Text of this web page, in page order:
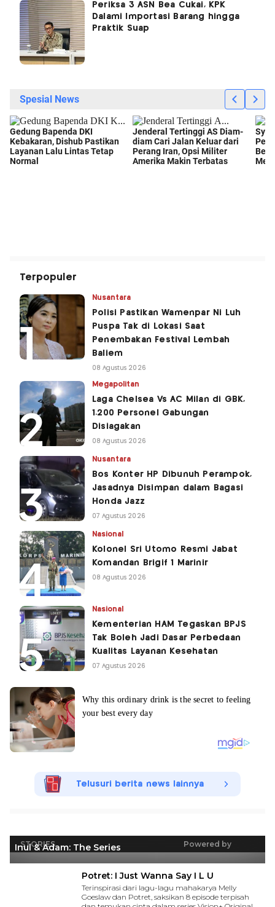
Periksa 3 ASN Bea Cukai, KPK
Dalami Importasi Barang hingga
Praktik Suap
Terpopuler
Nusantara
Polisi Pastikan Wamenpar Ni Luh
Puspa Tak di Lokasi Saat
Penembakan Festival Lembah
Baliem
08 Agustus 2026
Megapolitan
Laga Chelsea Vs AC Milan di GBK,
1.200 Personel Gabungan
Disiagakan
08 Agustus 2026
Nusantara
Bos Konter HP Dibunuh Perampok,
Jasadnya Disimpan dalam Bagasi
Honda Jazz
07 Agustus 2026
Nasional
Kolonel Sri Utomo Resmi Jabat
Komandan Brigif 1 Marinir
08 Agustus 2026
Nasional
Kementerian HAM Tegaskan BPJS
Tak Boleh Jadi Dasar Perbedaan
Kualitas Layanan Kesehatan
07 Agustus 2026
Telusuri berita news lainnya